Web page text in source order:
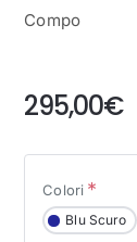
Compo
295,00€
Colori
Blu Scuro